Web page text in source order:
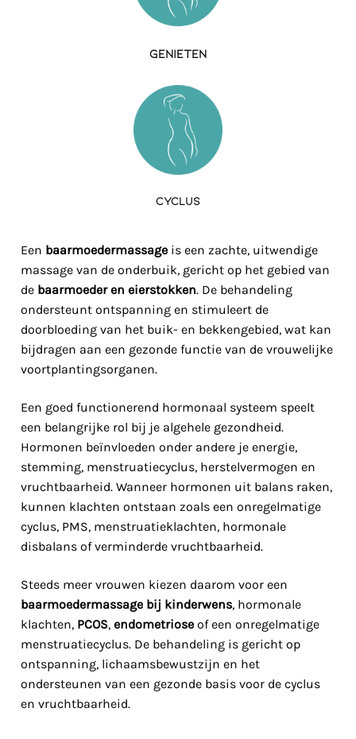
Genieten
Cyclus
Een baarmoedermassage is een zachte, uitwendige
massage van de onderbuik, gericht op het gebied van
de baarmoeder en eierstokken. De behandeling
ondersteunt ontspanning en stimuleert de
doorbloeding van het buik- en bekkengebied, wat kan
bijdragen aan een gezonde functie van de vrouwelijke
voortplantingsorganen.
Een goed functionerend hormonaal systeem speelt
een belangrijke rol bij je algehele gezondheid.
Hormonen beïnvloeden onder andere je energie,
stemming, menstruatiecyclus, herstelvermogen en
vruchtbaarheid. Wanneer hormonen uit balans raken,
kunnen klachten ontstaan zoals een onregelmatige
cyclus, PMS, menstruatieklachten, hormonale
disbalans of verminderde vruchtbaarheid.
Steeds meer vrouwen kiezen daarom voor een
baarmoedermassage bij kinderwens, hormonale
klachten, PCOS, endometriose of een onregelmatige
menstruatiecyclus. De behandeling is gericht op
ontspanning, lichaamsbewustzijn en het
ondersteunen van een gezonde basis voor de cyclus
en vruchtbaarheid.